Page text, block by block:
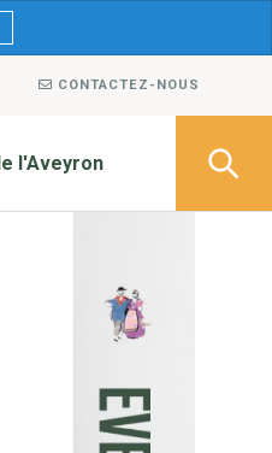
CONTACTEZ-NOUS
l'Aveyron